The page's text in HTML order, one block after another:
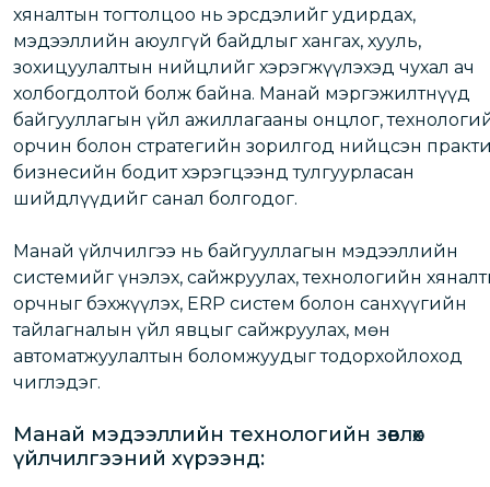
хяналтын тогтолцоо нь эрсдэлийг удирдах,
мэдээллийн аюулгүй байдлыг хангах, хууль,
зохицуулалтын нийцлийг хэрэгжүүлэхэд чухал ач
холбогдолтой болж байна. Манай мэргэжилтнүүд
байгууллагын үйл ажиллагааны онцлог,
орчин болон стратегийн зорилгод нийцсэн
бизнесийн бодит хэрэгцээнд тулгуурласан
шийдлүүдийг санал болгодог.
Манай үйлчилгээ нь байгууллагын мэдээллийн
системийг үнэлэх, сайжруулах, технологийн
орчныг бэхжүүлэх, ERP систем болон санхүүгийн
тайлагналын үйл явцыг сайжруулах, мөн
автоматжуулалтын боломжуудыг тодорхойлоход
чиглэдэг.
Манай мэдээллийн технологийн зөвлөх
үйлчилгээний хүрээнд: